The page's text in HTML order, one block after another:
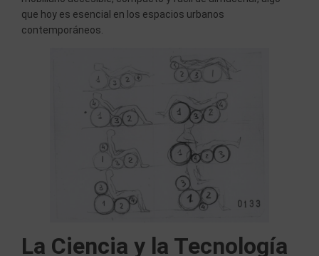
que hoy es esencial en los espacios urbanos
contemporáneos.
La Ciencia y la Tecnología